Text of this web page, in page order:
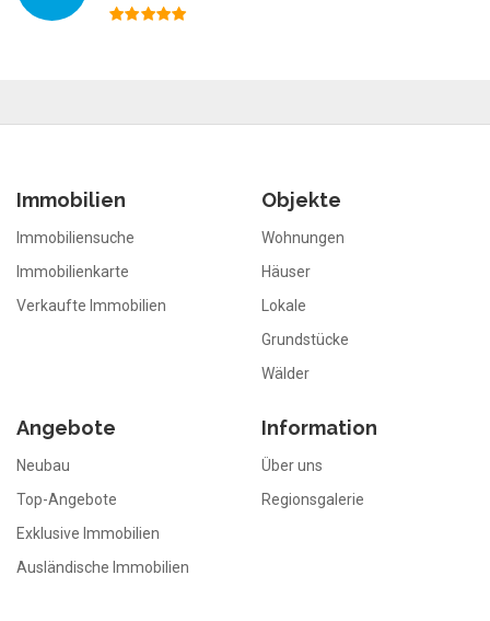
Immobilien
Immobiliensuche
Immobilienkarte
Verkaufte Immobilien
Objekte
Wohnungen
Häuser
Lokale
Grundstücke
Wälder
Angebote
Neubau
Top-Angebote
Exklusive Immobilien
Ausländische Immobilien
Information
Über uns
Regionsgalerie